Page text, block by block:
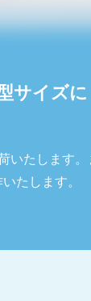
サイズに
いたします
たします。